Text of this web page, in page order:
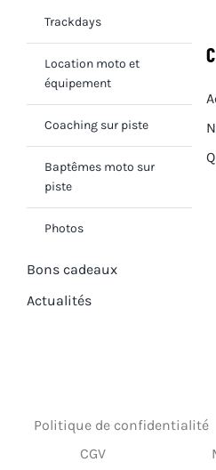
Trackdays
Location moto et
équipement
Coaching sur piste
Baptêmes moto sur
piste
Photos
Bons cadeaux
Actualités
Politique de confidentialité
CGV